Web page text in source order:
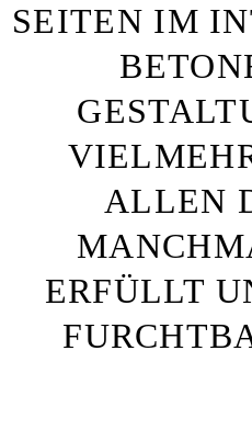
SEITEN IM
ALLEN
ERFÜLLT